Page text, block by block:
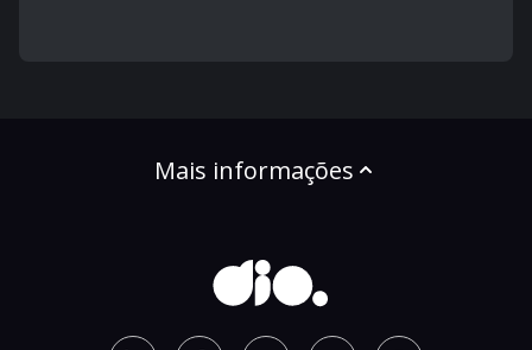
Mais informações